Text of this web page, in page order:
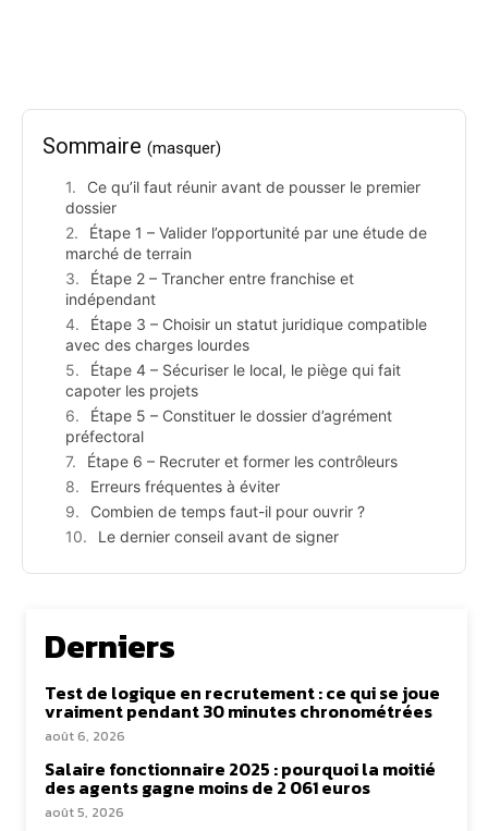
Sommaire (masquer)
Ce qu’il faut réunir avant de pousser le premier
dossier
Étape 1 – Valider l’opportunité par une étude de
marché de terrain
Étape 2 – Trancher entre franchise et
indépendant
Étape 3 – Choisir un statut juridique compatible
avec des charges lourdes
Étape 4 – Sécuriser le local, le piège qui fait
capoter les projets
Étape 5 – Constituer le dossier d’agrément
préfectoral
Étape 6 – Recruter et former les contrôleurs
Erreurs fréquentes à éviter
Combien de temps faut-il pour ouvrir ?
Le dernier conseil avant de signer
Derniers
Test de logique en recrutement : ce qui se joue
vraiment pendant 30 minutes chronométrées
août 6, 2026
Salaire fonctionnaire 2025 : pourquoi la moitié
des agents gagne moins de 2 061 euros
août 5, 2026